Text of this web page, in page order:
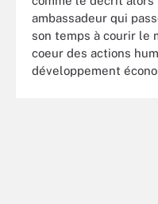
ambassadeur qui
son temps à courir le
coeur des actions
développement